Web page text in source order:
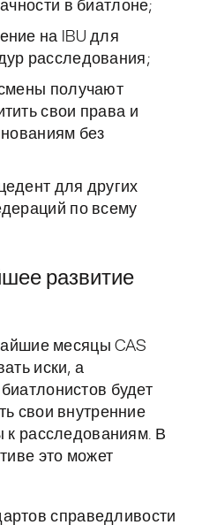
в биатлоне;
на IBU для
расследования;
получают
свои права и
без
для других
по всему
развитие
месяцы CAS
иски, а
будет
свои внутренние
к расследованиям. В
это может
справедливости